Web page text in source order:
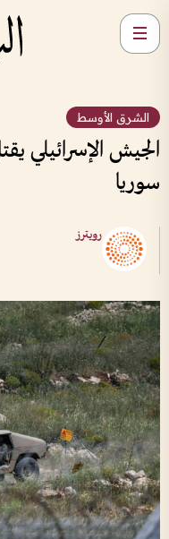
الشرق الأوسط
الجيش الإسرائيلي
سوريا
رويترز